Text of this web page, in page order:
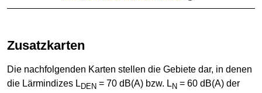
Zusatzkarten
Die nachfolgenden Karten stellen die Gebiete dar, in denen
die Lärmindizes L DEN = 70 dB(A) bzw. L N = 60 dB(A) der